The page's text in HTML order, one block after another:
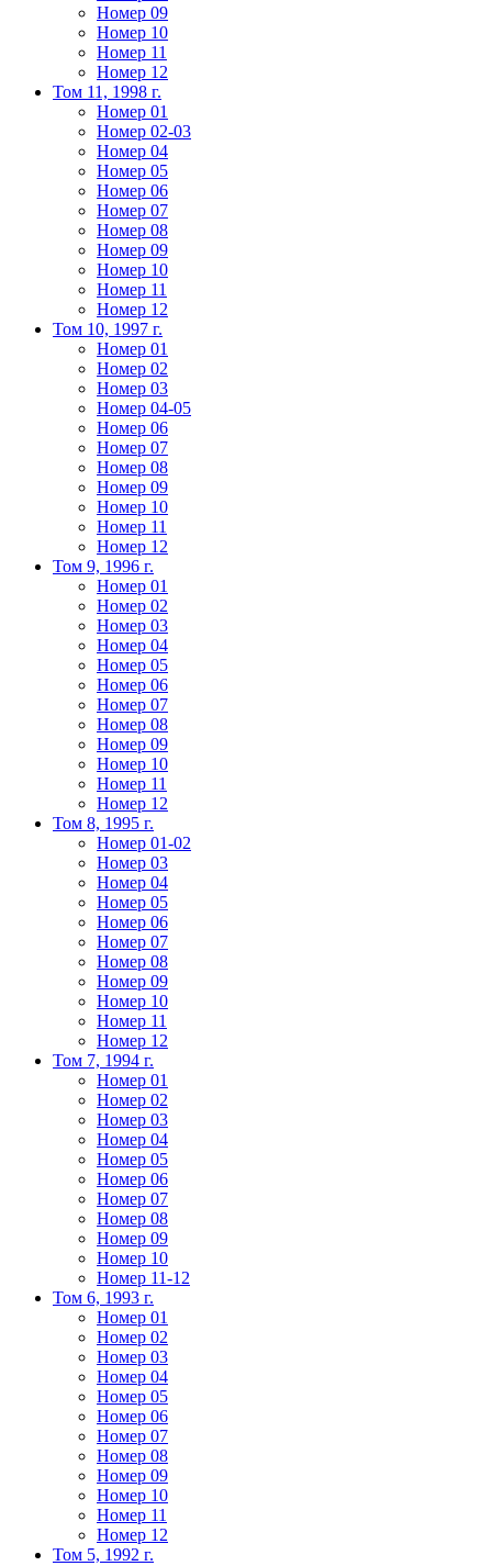
Номер 09
Номер 10
Номер 11
Номер 12
Том 11, 1998 г.
Номер 01
Номер 02-03
Номер 04
Номер 05
Номер 06
Номер 07
Номер 08
Номер 09
Номер 10
Номер 11
Номер 12
Том 10, 1997 г.
Номер 01
Номер 02
Номер 03
Номер 04-05
Номер 06
Номер 07
Номер 08
Номер 09
Номер 10
Номер 11
Номер 12
Том 9, 1996 г.
Номер 01
Номер 02
Номер 03
Номер 04
Номер 05
Номер 06
Номер 07
Номер 08
Номер 09
Номер 10
Номер 11
Номер 12
Том 8, 1995 г.
Номер 01-02
Номер 03
Номер 04
Номер 05
Номер 06
Номер 07
Номер 08
Номер 09
Номер 10
Номер 11
Номер 12
Том 7, 1994 г.
Номер 01
Номер 02
Номер 03
Номер 04
Номер 05
Номер 06
Номер 07
Номер 08
Номер 09
Номер 10
Номер 11-12
Том 6, 1993 г.
Номер 01
Номер 02
Номер 03
Номер 04
Номер 05
Номер 06
Номер 07
Номер 08
Номер 09
Номер 10
Номер 11
Номер 12
Том 5, 1992 г.